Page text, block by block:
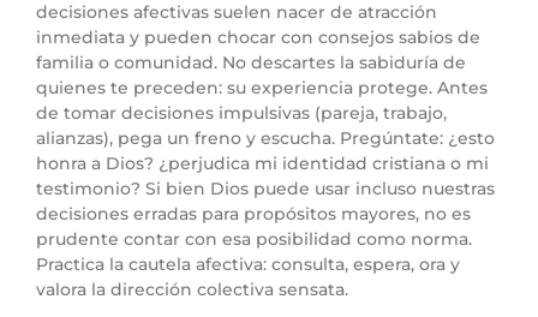
decisiones afectivas suelen nacer de atracción
inmediata y pueden chocar con consejos sabios de
familia o comunidad. No descartes la sabiduría de
quienes te preceden: su experiencia protege. Antes
de tomar decisiones impulsivas (pareja, trabajo,
alianzas), pega un freno y escucha. Pregúntate: ¿esto
honra a Dios? ¿perjudica mi identidad cristiana o mi
testimonio? Si bien Dios puede usar incluso nuestras
decisiones erradas para propósitos mayores, no es
prudente contar con esa posibilidad como norma.
Practica la cautela afectiva: consulta, espera, ora y
valora la dirección colectiva sensata.